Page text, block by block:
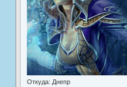
Откуда: Днепр